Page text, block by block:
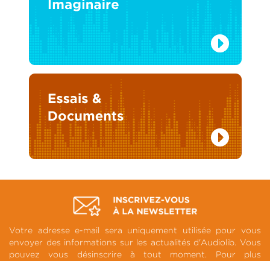
Votre adresse e-mail sera uniquement utilisée pour vous
envoyer des informations sur les actualités d'Audiolib. Vous
pouvez vous désinscrire à tout moment. Pour plus